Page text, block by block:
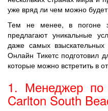
уже вряд ли чем можно будет
Тем не менее, в погоне
предлагают уникальные
даже самых взыскательных
Онлайн Тикетс подготовил
которые можно встретить в
1. Менеджер по
Carlton South